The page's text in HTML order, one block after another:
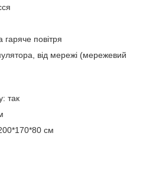
повітря
від мережі (мережевий
так
см